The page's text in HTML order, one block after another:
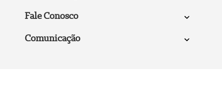
Fale Conosco
Comunicação